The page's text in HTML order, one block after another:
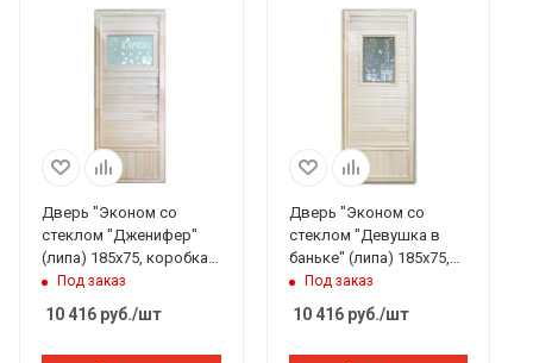
Дверь "Эконом со
стеклом "Дженифер"
(липа) 185х75, коробка
липа. Банный Эксперт
Под заказ
10 416 руб./шт
Дверь "Эконом со
стеклом "Девушка в
баньке" (липа) 185х75,
коробка липа. Банный
Под заказ
10 416руб./шт